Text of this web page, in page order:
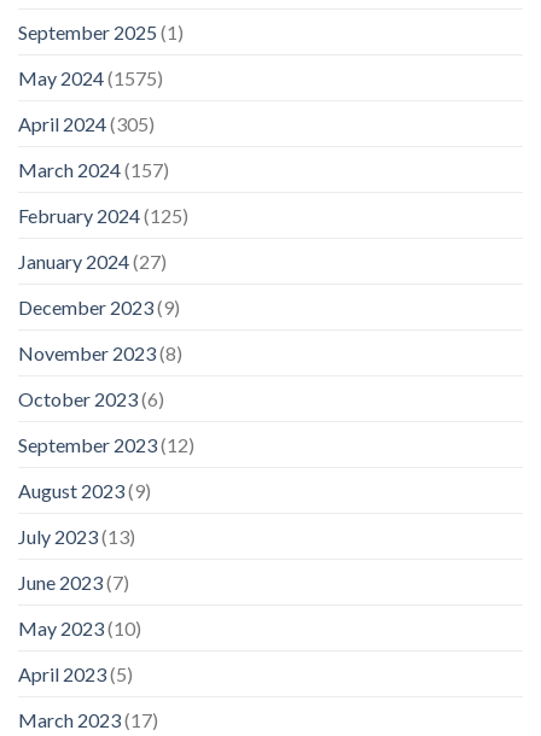
September 2025 (1)
May 2024(1575)
April 2024(305)
March 2024(157)
February 2024(125)
January 2024(27)
December 2023(9)
November 2023(8)
October 2023(6)
September 2023(12)
August 2023(9)
July 2023(13)
June 2023(7)
May 2023(10)
April 2023(5)
March 2023(17)